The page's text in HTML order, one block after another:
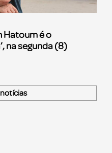
Hatoum é o
na segunda (8)